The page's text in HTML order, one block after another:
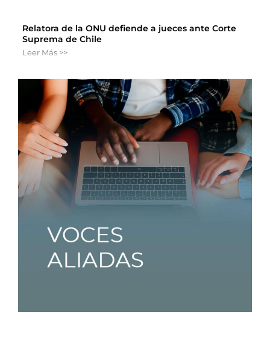
Relatora de la ONU defiende a jueces ante Corte
Suprema de Chile
Leer Más >>